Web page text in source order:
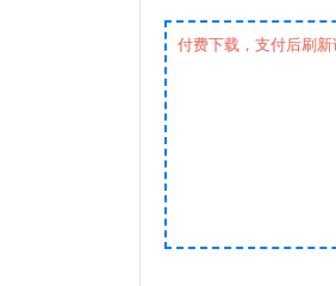
付费下载，支付后刷新